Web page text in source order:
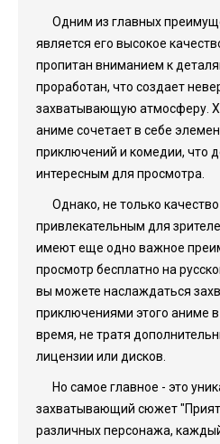
Одним из главных
является его высокое
пропитан вниманием к
проработан, что создает
захватывающую атмосферу.
аниме сочетает в себе
приключений и комедии, что
интересным для просмотра.
Однако, не только
привлекательным для
имеют еще одно важное
просмотр бесплатно на
вы можете наслаждаться
приключениями этого аниме
время, не тратя
лицензии или дисков.
Но самое главное - это
захватывающий сюжет
различных персонажа,